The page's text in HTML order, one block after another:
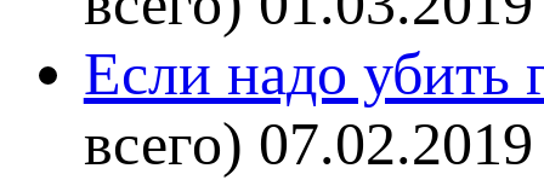
Если надо убить
всего) 07.02.2019